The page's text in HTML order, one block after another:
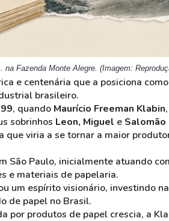
Fazenda Monte Alegre. (Imagem:
e centenária que a posiciona
brasileiro.
, quando Maurício Freeman Klabin
sobrinhos Leon, Miguel e Salomão
que viria a se tornar a maior
São Paulo, inicialmente atuando
e materiais de papelaria.
um espírito visionário, investindo
de papel no Brasil.
por produtos de papel crescia, a